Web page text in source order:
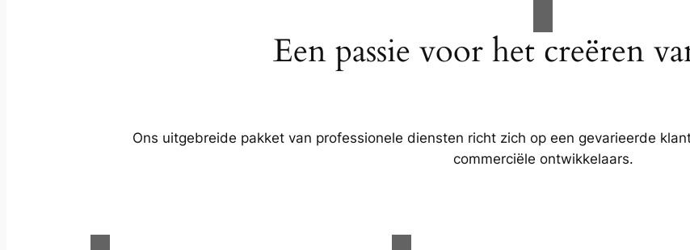
Een passie voor het creëren
Ons uitgebreide pakket van professionele diensten richt zich op een gevarieerde
commerciële ontwikkelaars.